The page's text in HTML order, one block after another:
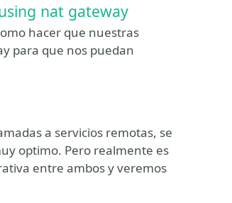
nat gateway
hacer que nuestras
para que nos puedan
a servicios remotas, se
optimo. Pero realmente es
entre ambos y veremos